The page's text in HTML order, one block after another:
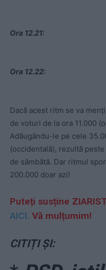
Ora 12.21:
Ora 12.22:
Dacă acest ritm se va
de voturi de la ora 11.000
Adăugându-le pe cele
(occidentală), rezultă
de sâmbătă. Dar ritmul
200.000 doar azi!
Puteți susține
AICI. Vă mulțumim!
CITIȚI ȘI: